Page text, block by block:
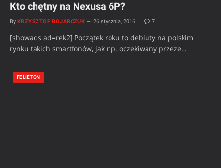
Kto chętny na Nexusa 6P?
By KRZYSZTOF BOJARCZUK 26 stycznia, 2016 7
[showads ad=rek2] Początek roku to debiuty na polskim
rynku takich smartfonów, jak np. oczekiwany przeze…
FELIETON